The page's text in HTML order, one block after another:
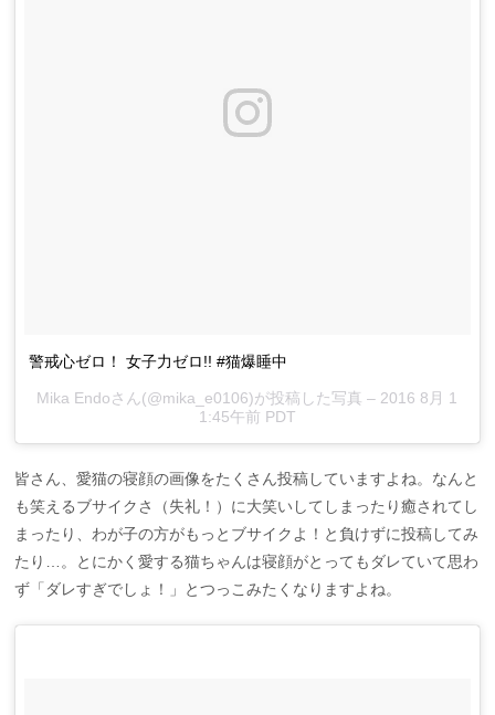
警戒心ゼロ！ 女子力ゼロ!! #猫爆睡中
Mika Endoさん(@mika_e0106)が投稿した写真 – 2016 8月 1
1:45午前 PDT
皆さん、愛猫の寝顔の画像をたくさん投稿していますよね。なんと
も笑えるブサイクさ（失礼！）に大笑いしてしまったり癒されてし
まったり、わが子の方がもっとブサイクよ！と負けずに投稿してみ
たり…。とにかく愛する猫ちゃんは寝顔がとってもダレていて思わ
ず「ダレすぎでしょ！」とつっこみたくなりますよね。